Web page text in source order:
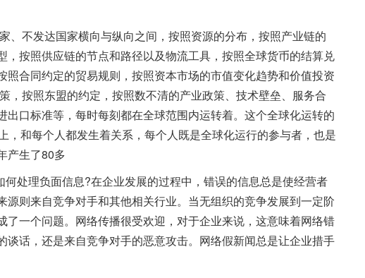
不发达国家横向与纵向之间，按照资源的分布，按照产业链的
，按照供应链的节点和路径以及物流工具，按照全球货币的结算兑
合同约定的贸易规则，按照资本市场的市值变化趋势和价值投资
，按照东盟的约定，按照数不清的产业政策、技术壁垒、服务合
出口标准等，每时每刻都在全球范围内运转着。这个全球化运转的
，和每个人都发生着关系，每个人既是全球化运行的参与者，也是
产生了80多
理负面信息?在企业发展的过程中，错误的信息总是使经营者
源则来自竞争对手和其他相关行业。当无组织的竞争发展到一定阶
了一个问题。网络传播很受欢迎，对于企业来说，这意味着网络错
谈话，还是来自竞争对手的恶意攻击。网络假新闻总是让企业措手